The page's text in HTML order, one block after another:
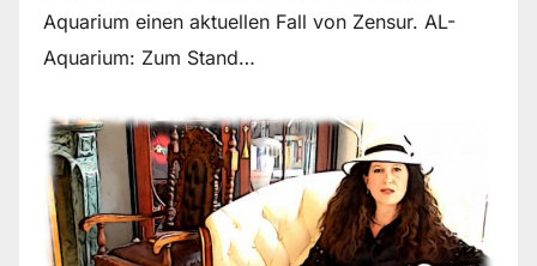
Aquarium einen aktuellen Fall von Zensur. AL-
Aquarium: Zum Stand…